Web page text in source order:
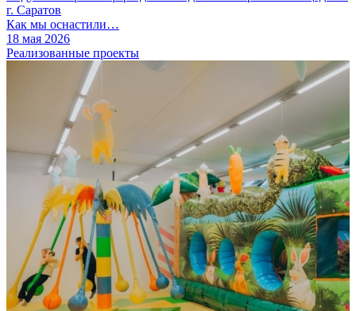
г. Саратов
Как мы оснастили…
18 мая 2026
Реализованные проекты